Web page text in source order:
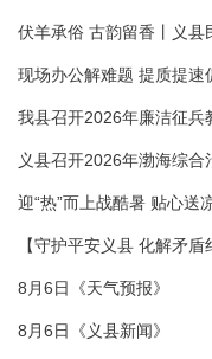
伏羊承俗 古韵留香丨义
现场办公解难题 提质提
我县召开2026年廉洁征兵
义县召开2026年渤海综
迎“热”而上战酷暑 贴心送
【守护平安义县 化解矛
8月6日《天气预报》
8月6日《义县新闻》